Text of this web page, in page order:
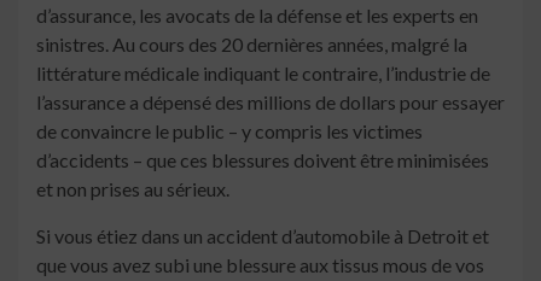
d’assurance, les avocats de la défense et les experts en
sinistres. Au cours des 20 dernières années, malgré la
littérature médicale indiquant le contraire, l’industrie de
l’assurance a dépensé des millions de dollars pour essayer
de convaincre le public – y compris les victimes
d’accidents – que ces blessures doivent être minimisées
et non prises au sérieux.
Si vous étiez dans un accident d’automobile à Detroit et
que vous avez subi une blessure aux tissus mous de vos